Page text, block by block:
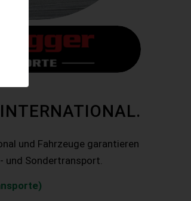
und Fahrzeuge garantieren
und Sondertransport.